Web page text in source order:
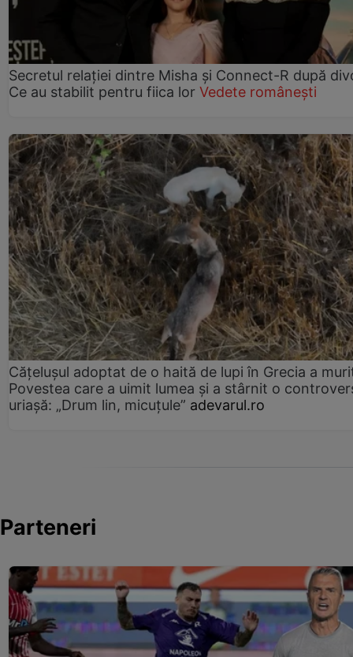
Secretul relației dintre Misha și Connect-R după
Ce au stabilit pentru fiica lor Vedete românești
Cățelușul adoptat de o haită de lupi în Grecia a
Povestea care a uimit lumea și a stârnit o
uriașă: „Drum lin, micuțule” adevarul.ro
Parteneri